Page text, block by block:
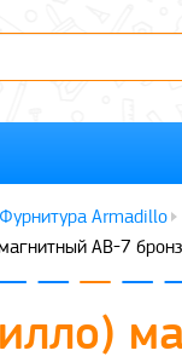
Фурнитура Armadillo
AB-7